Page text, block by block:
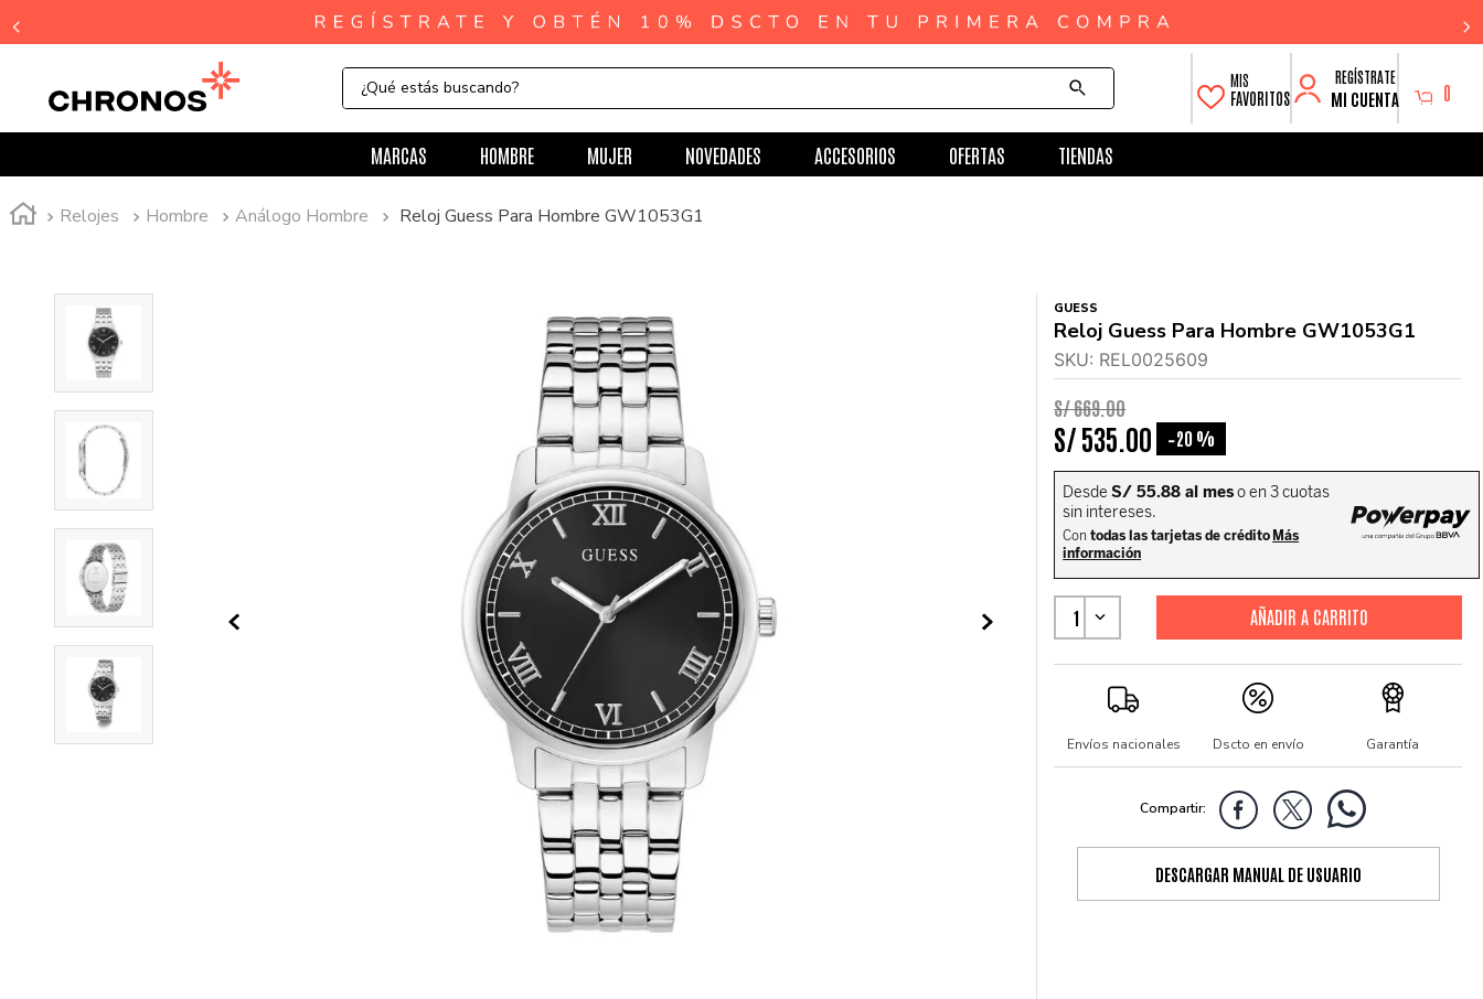
¿Qué estás buscando?
FAVORITOS MI CUENTA 0
MARCAS HOMBRE MUJER NOVEDADES ACCESORIOS OFERTAS TIENDAS
Relojes Hombre Análogo Hombre Reloj Guess Para Hombre GW1053G1
GUESS
Reloj Guess Para Hombre GW1053G1
SKU: REL0025609
S/669.00
S/535 00 -20 %
1
Envíos nacionales Dscto en envío Garantía
DESCARGAR MANUAL DE USUARIO